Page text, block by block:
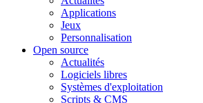
Applications
Jeux
Personnalisation
Open source
Actualités
Logiciels libres
Systèmes d'exploitation
Scripts & CMS